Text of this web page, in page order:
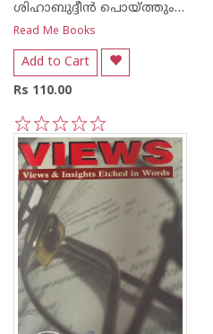
ശിഹാബുദ്ദീന്‍ പൊയ്ത്തുംകടവ്
Read Me Books
Add to Cart
Rs 110.00
5
4
3
2
1